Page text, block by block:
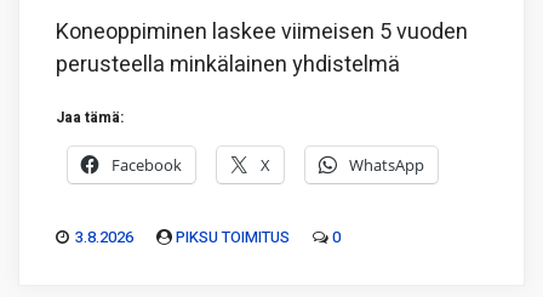
Koneoppiminen laskee viimeisen 5 vuoden
perusteella minkälainen yhdistelmä
Jaa tämä:
Facebook X WhatsApp
3.8.2026 PIKSU TOIMITUS 0